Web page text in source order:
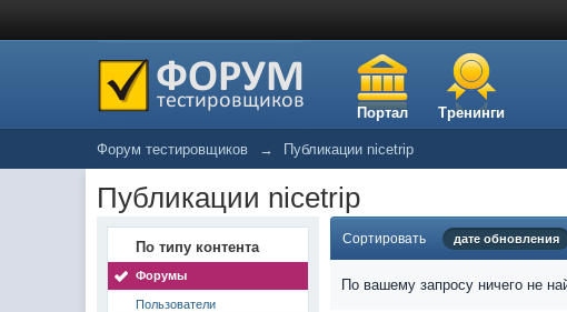
Портал Тренинги
Форум тестировщиков → Публикации nicetrip
Публикации nicetrip
По типу контента
Форумы
Пользователи
Сортировать дате обновления
По вашему запросу ничего не